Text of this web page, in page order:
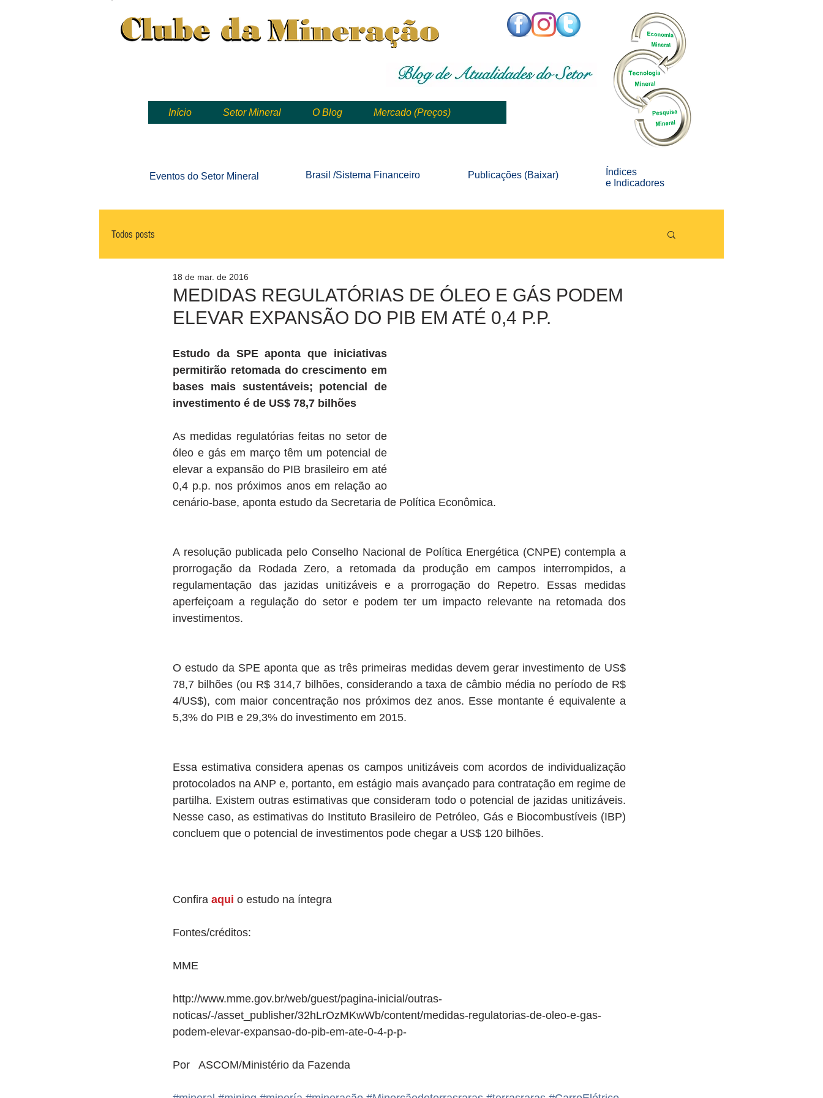
Início Setor Mineral O Blog Mercado (Preços)
Eventos do Setor Mineral Brasil /Sistema Financeiro Publicações (Baixar)
Índices
e Indicadores
Todos posts
MEDIDAS REGULATÓRIAS DE ÓLEO E GÁS PODEM
ELEVAR EXPANSÃO DO PIB EM ATÉ 0,4 P.P.
18 de mar. de 2016
Estudo da SPE aponta que iniciativas
permitirão retomada do crescimento em
bases mais sustentáveis; potencial de
investimento é de US$ 78,7 bilhões
As medidas regulatórias feitas no setor de
óleo e gás em março têm um potencial de
elevar a expansão do PIB brasileiro em até
0,4 p.p. nos próximos anos em relação ao
cenário-base, aponta estudo da Secretaria de Política Econômica.
A resolução publicada pelo Conselho Nacional de Política Energética (CNPE) contempla a
prorrogação da Rodada Zero, a retomada da produção em campos interrompidos, a
regulamentação das jazidas unitizáveis e a prorrogação do Repetro. Essas medidas
aperfeiçoam a regulação do setor e podem ter um impacto relevante na retomada dos
investimentos.
O estudo da SPE aponta que as três primeiras medidas devem gerar investimento de US$
78,7 bilhões (ou R$ 314,7 bilhões, considerando a taxa de câmbio média no período de R$
4/US$), com maior concentração nos próximos dez anos. Esse montante é equivalente a
5,3% do PIB e 29,3% do investimento em 2015.
Essa estimativa considera apenas os campos unitizáveis com acordos de individualização
protocolados na ANP e, portanto, em estágio mais avançado para contratação em regime de
partilha. Existem outras estimativas que consideram todo o potencial de jazidas unitizáveis.
Nesse caso, as estimativas do Instituto Brasileiro de Petróleo, Gás e Biocombustíveis (IBP)
concluem que o potencial de investimentos pode chegar a US$ 120 bilhões.
Confira aqui o estudo na íntegra
Fontes/créditos:
MME
http://www.mme.gov.br/web/guest/pagina-inicial/outras-
noticas/-/asset_publisher/32hLrOzMKwWb/content/medidas-regulatorias-de-oleo-e-gas-
podem-elevar-expansao-do-pib-em-ate-0-4-p-p-
Por   ASCOM/Ministério da Fazenda